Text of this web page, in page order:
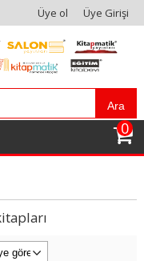
Üye ol Üye Girişi
Ara
0